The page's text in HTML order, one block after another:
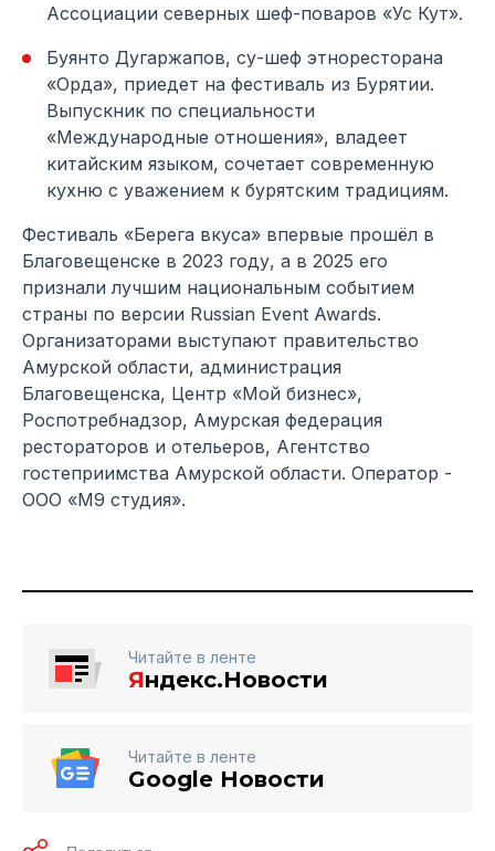
Ассоциации северных шеф-поваров «Ус Кут».
Буянто Дугаржапов, су-шеф этноресторана
«Орда», приедет на фестиваль из Бурятии.
Выпускник по специальности
«Международные отношения», владеет
китайским языком, сочетает современную
кухню с уважением к бурятским традициям.
Фестиваль «Берега вкуса» впервые прошёл в
Благовещенске в 2023 году, а в 2025 его
признали лучшим национальным событием
страны по версии Russian Event Awards.
Организаторами выступают правительство
Амурской области, администрация
Благовещенска, Центр «Мой бизнес»,
Роспотребнадзор, Амурская федерация
рестораторов и отельеров, Агентство
гостеприимства Амурской области. Оператор -
ООО «М9 студия».
Читайте в ленте
Яндекс.Новости
Читайте в ленте
Google Новости